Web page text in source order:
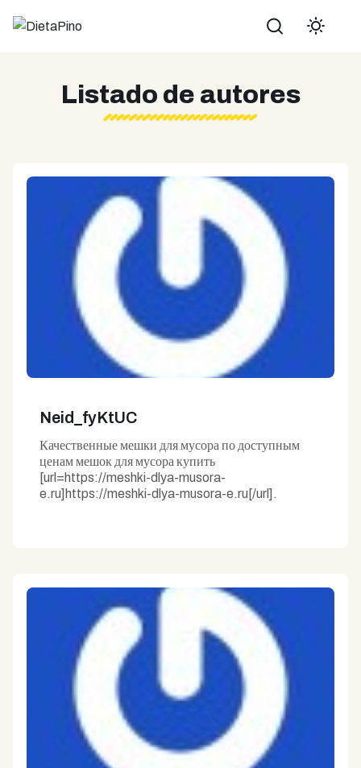
Buscar
Listado de autores
Neid_fyKtUC
Качественные мешки для мусора по доступным
ценам мешок для мусора купить
[url=https://meshki-dlya-musora-
e.ru]https://meshki-dlya-musora-e.ru[/url].